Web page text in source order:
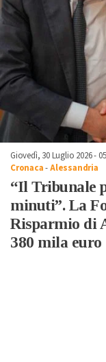
Giovedì, 30 Luglio 2026 -
Cronaca-Alessandria
“Il Tribunale
minuti”. La
Risparmio di
380 mila euro